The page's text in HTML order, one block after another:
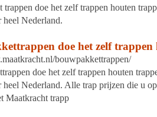
trappen doe het zelf trappen houten
heel Nederland.
doe het zelf
bouwpakkettrappen/
doe het zelf trappen houten
heel Nederland. Alle trap prijzen die u
Maatkracht trapp